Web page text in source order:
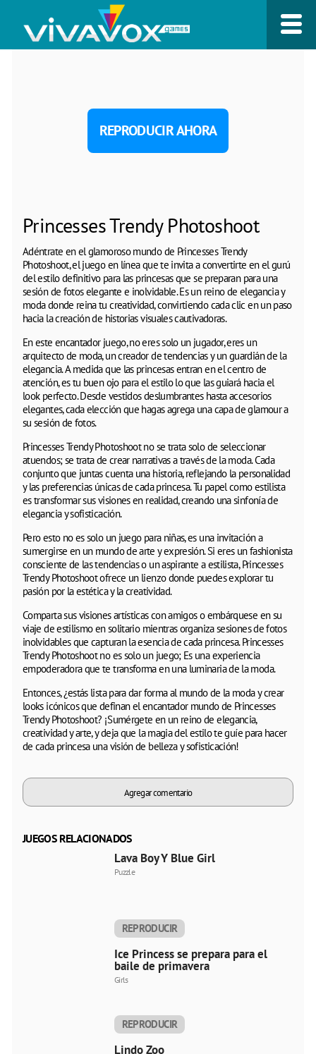
REPRODUCIR AHORA
Princesses Trendy Photoshoot
Adéntrate en el glamoroso mundo de Princesses Trendy
Photoshoot, el juego en línea que te invita a convertirte en el gurú
del estilo definitivo para las princesas que se preparan para una
sesión de fotos elegante e inolvidable. Es un reino de elegancia y
moda donde reina tu creatividad, convirtiendo cada clic en un paso
hacia la creación de historias visuales cautivadoras.
En este encantador juego, no eres solo un jugador, eres un
arquitecto de moda, un creador de tendencias y un guardián de la
elegancia. A medida que las princesas entran en el centro de
atención, es tu buen ojo para el estilo lo que las guiará hacia el
look perfecto. Desde vestidos deslumbrantes hasta accesorios
elegantes, cada elección que hagas agrega una capa de glamour a
su sesión de fotos.
Princesses Trendy Photoshoot no se trata solo de seleccionar
atuendos; se trata de crear narrativas a través de la moda. Cada
conjunto que juntas cuenta una historia, reflejando la personalidad
y las preferencias únicas de cada princesa. Tu papel como estilista
es transformar sus visiones en realidad, creando una sinfonía de
elegancia y sofisticación.
Pero esto no es solo un juego para niñas, es una invitación a
sumergirse en un mundo de arte y expresión. Si eres un fashionista
consciente de las tendencias o un aspirante a estilista, Princesses
Trendy Photoshoot ofrece un lienzo donde puedes explorar tu
pasión por la estética y la creatividad.
Comparta sus visiones artísticas con amigos o embárquese en su
viaje de estilismo en solitario mientras organiza sesiones de fotos
inolvidables que capturan la esencia de cada princesa. Princesses
Trendy Photoshoot no es solo un juego; Es una experiencia
empoderadora que te transforma en una luminaria de la moda.
Entonces, ¿estás lista para dar forma al mundo de la moda y crear
looks icónicos que definan el encantador mundo de Princesses
Trendy Photoshoot? ¡Sumérgete en un reino de elegancia,
creatividad y arte, y deja que la magia del estilo te guíe para hacer
de cada princesa una visión de belleza y sofisticación!
Agregar comentario
JUEGOS RELACIONADOS
Lava Boy Y Blue Girl
Puzzle
REPRODUCIR
Ice Princess se prepara para el
baile de primavera
Girls
REPRODUCIR
Lindo Zoo